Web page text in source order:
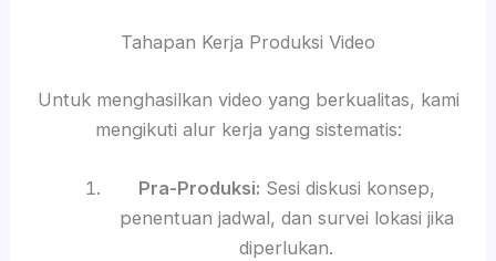
Tahapan Kerja Produksi Video
Untuk menghasilkan video yang berkualitas, kami
mengikuti alur kerja yang sistematis:
Pra-Produksi: Sesi diskusi konsep,
penentuan jadwal, dan survei lokasi jika
diperlukan.